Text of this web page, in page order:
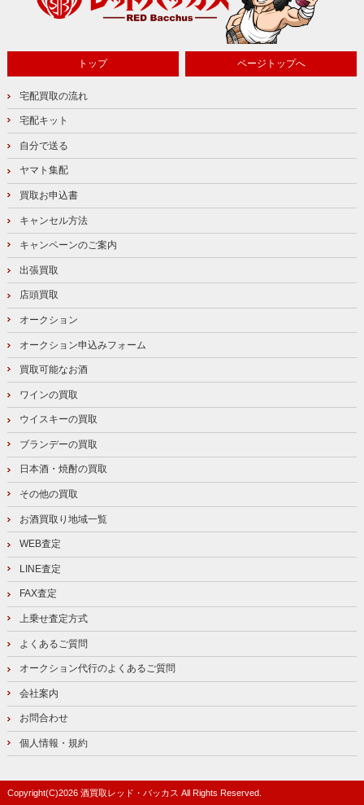
トップ ページトップへ
宅配買取の流れ
宅配キット
自分で送る
ヤマト集配
買取お申込書
キャンセル方法
キャンペーンのご案内
出張買取
店頭買取
オークション
オークション申込みフォーム
買取可能なお酒
ワインの買取
ウイスキーの買取
ブランデーの買取
日本酒・焼酎の買取
その他の買取
お酒買取り地域一覧
WEB査定
LINE査定
FAX査定
上乗せ査定方式
よくあるご質問
オークション代行のよくあるご質問
会社案内
お問合わせ
個人情報・規約
Copyright(C)2026 酒買取レッド・バッカス All Rights Reserved.